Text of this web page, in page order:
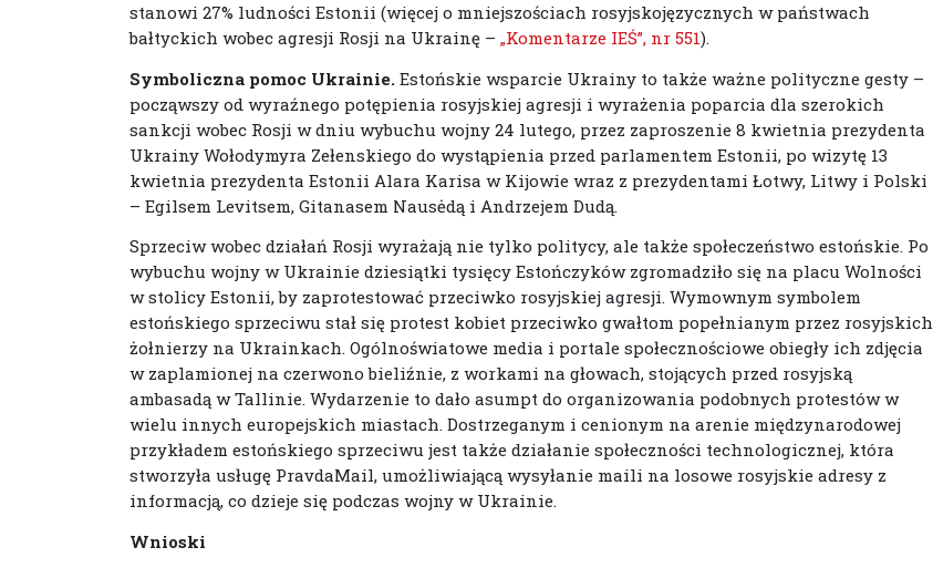
stanowi 27% ludności Estonii (więcej o mniejszościach rosyjskojęzycznych w państwach
bałtyckich wobec agresji Rosji na Ukrainę – „Komentarze IEŚ”, nr 551).
Symboliczna pomoc Ukrainie. Estońskie wsparcie Ukrainy to także ważne polityczne gesty –
począwszy od wyraźnego potępienia rosyjskiej agresji i wyrażenia poparcia dla szerokich
sankcji wobec Rosji w dniu wybuchu wojny 24 lutego, przez zaproszenie 8 kwietnia prezydenta
Ukrainy Wołodymyra Zełenskiego do wystąpienia przed parlamentem Estonii, po wizytę 13
kwietnia prezydenta Estonii Alara Karisa w Kijowie wraz z prezydentami Łotwy, Litwy i Polski
– Egilsem Levitsem, Gitanasem Nausėdą i Andrzejem Dudą.
Sprzeciw wobec działań Rosji wyrażają nie tylko politycy, ale także społeczeństwo estońskie. Po
wybuchu wojny w Ukrainie dziesiątki tysięcy Estończyków zgromadziło się na placu Wolności
w stolicy Estonii, by zaprotestować przeciwko rosyjskiej agresji. Wymownym symbolem
estońskiego sprzeciwu stał się protest kobiet przeciwko gwałtom popełnianym przez rosyjskich
żołnierzy na Ukrainkach. Ogólnoświatowe media i portale społecznościowe obiegły ich zdjęcia
w zaplamionej na czerwono bieliźnie, z workami na głowach, stojących przed rosyjską
ambasadą w Tallinie. Wydarzenie to dało asumpt do organizowania podobnych protestów w
wielu innych europejskich miastach. Dostrzeganym i cenionym na arenie międzynarodowej
przykładem estońskiego sprzeciwu jest także działanie społeczności technologicznej, która
stworzyła usługę PravdaMail, umożliwiającą wysyłanie maili na losowe rosyjskie adresy z
informacją, co dzieje się podczas wojny w Ukrainie.
Wnioski